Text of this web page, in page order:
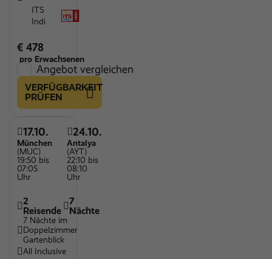
ITS
Indi
€ 478
pro Erwachsenen
Angebot vergleichen
VERFÜGBARKEIT
PRÜFEN
17.10.
München
(MUC)
19:50 bis
07:05
Uhr
24.10.
Antalya
(AYT)
22:10 bis
08:10
Uhr
2
Reisende
7
Nächte
7 Nächte im
Doppelzimmer
Gartenblick
All Inclusive